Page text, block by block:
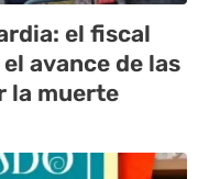
el fiscal
avance de las
la muerte